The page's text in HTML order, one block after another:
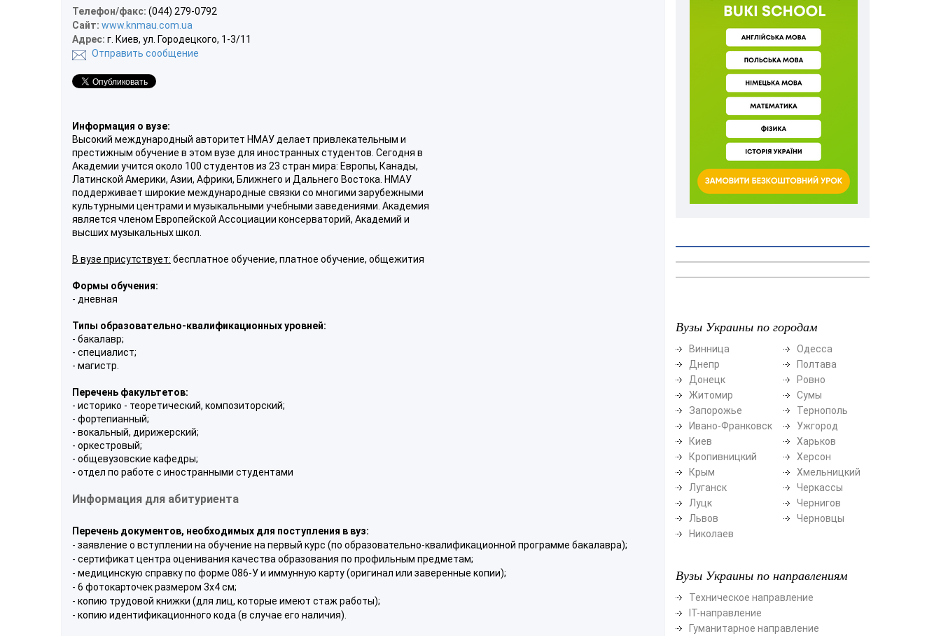
Телефон/факс: (044) 279-0792
Сайт: www.knmau.com.ua
Адрес: г. Киев, ул. Городецкого, 1-3/11
Отправить сообщение
Информация о вузе:
Высокий международный авторитет НМАУ делает привлекательным и
престижным обучение в этом вузе для иностранных студентов. Сегодня в
Академии учится около 100 студентов из 23 стран мира: Европы, Канады,
Латинской Америки, Азии, Африки, Ближнего и Дальнего Востока. НМАУ
поддерживает широкие международные связки со многими зарубежными
культурными центрами и музыкальными учебными заведениями. Академия
является членом Европейской Ассоциации консерваторий, Академий и
высших музыкальных школ.
В вузе присутствует: бесплатное обучение, платное обучение, общежития
Формы обучения:
- дневная
Типы образовательно-квалификационных уровней:
- бакалавр;
- специалист;
- магистр.
Перечень факультетов:
- историко - теоретический, композиторский;
- фортепианный;
- вокальный, дирижерский;
- оркестровый;
- общевузовские кафедры;
- отдел по работе с иностранными студентами
Информация для абитуриента
Перечень документов, необходимых для поступления в вуз:
- заявление о вступлении на обучение на первый курс (по образовательно-квалификационной программе бакалавра);
- сертификат центра оценивания качества образования по профильным предметам;
- медицинскую справку по форме 086-У и иммунную карту (оригинал или заверенные копии);
- 6 фотокарточек размером 3х4 см;
- копию трудовой книжки (для лиц, которые имеют стаж работы);
- копию идентификационного кода (в случае его наличия).
Вузы Украины по городам
Винница
Днепр
Донецк
Житомир
Запорожье
Ивано-Франковск
Киев
Кропивницкий
Крым
Луганск
Луцк
Львов
Николаев
Одесса
Полтава
Ровно
Сумы
Тернополь
Ужгород
Харьков
Херсон
Хмельницкий
Черкассы
Чернигов
Черновцы
Вузы Украины по направлениям
Техническое направление
ІТ-направление
Гуманитарное направление